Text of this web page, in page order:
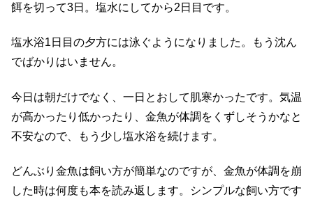
餌を切って3日。塩水にしてから2日目です。
塩水浴1日目の夕方には泳ぐようになりました。もう沈ん
でばかりはいません。
今日は朝だけでなく、一日とおして肌寒かったです。気温
が高かったり低かったり、金魚が体調をくずしそうかなと
不安なので、もう少し塩水浴を続けます。
どんぶり金魚は飼い方が簡単なのですが、金魚が体調を崩
した時は何度も本を読み返します。シンプルな飼い方です